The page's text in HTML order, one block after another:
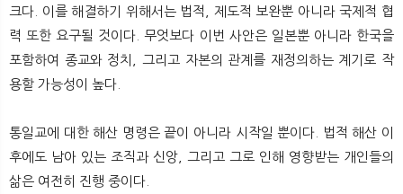
크다. 이를 해결하기 위해서는 법적, 제도적 보완뿐 아니라 국제적 협
력 또한 요구될 것이다. 무엇보다 이번 사안은 일본뿐 아니라 한국을
포함하여 종교와 정치, 그리고 자본의 관계를 재정의하는 계기로 작
용할 가능성이 높다.
통일교에 대한 해산 명령은 끝이 아니라 시작일 뿐이다. 법적 해산 이
후에도 남아 있는 조직과 신앙, 그리고 그로 인해 영향받는 개인들의
삶은 여전히 진행 중이다.